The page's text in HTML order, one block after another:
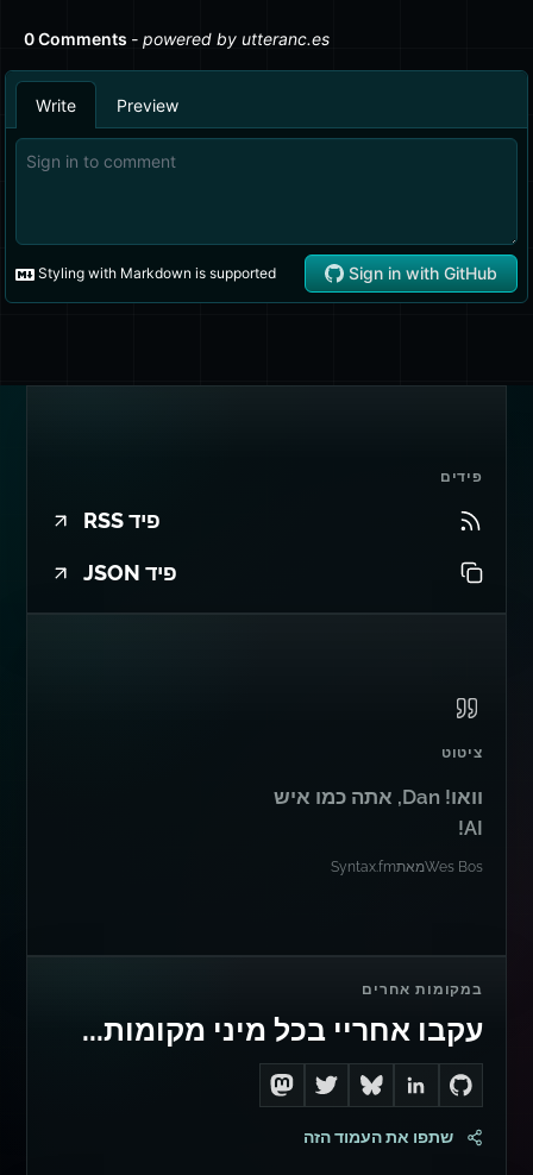
פידים
פיד RSS
פיד JSON
ציטוט
וואו! Dan, אתה כמו איש
AI!
Wes BosמאתSyntax.fm
במקומות אחרים
עקבו אחריי בכל מיני מקומות...
Go to Dan's GitHub
Connect with me on LinkedIn
Follow me on Bluesky
Follow me on Twitter
Follow me on Mastodon
שתפו את העמוד הזה